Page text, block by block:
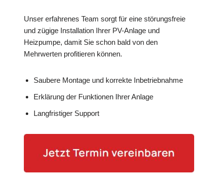
Unser erfahrenes Team sorgt für eine störungsfreie
und zügige Installation Ihrer PV-Anlage und
Heizpumpe, damit Sie schon bald von den
Mehrwerten profitieren können.
Saubere Montage und korrekte Inbetriebnahme
Erklärung der Funktionen Ihrer Anlage
Langfristiger Support